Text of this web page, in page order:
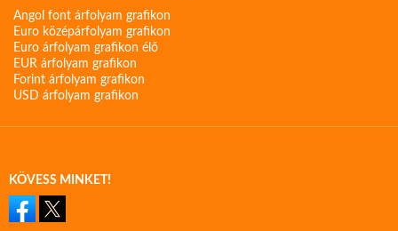
Angol font árfolyam grafikon
Euro középárfolyam grafikon
Euro árfolyam grafikon élő
EUR árfolyam grafikon
Forint árfolyam grafikon
USD árfolyam grafikon
KÖVESS MINKET!